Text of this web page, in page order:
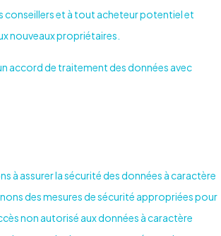
conseillers et à tout acheteur potentiel et
nouveaux propriétaires.
accord de traitement des données avec
à assurer la sécurité des données à caractère
des mesures de sécurité appropriées pour
non autorisé aux données à caractère